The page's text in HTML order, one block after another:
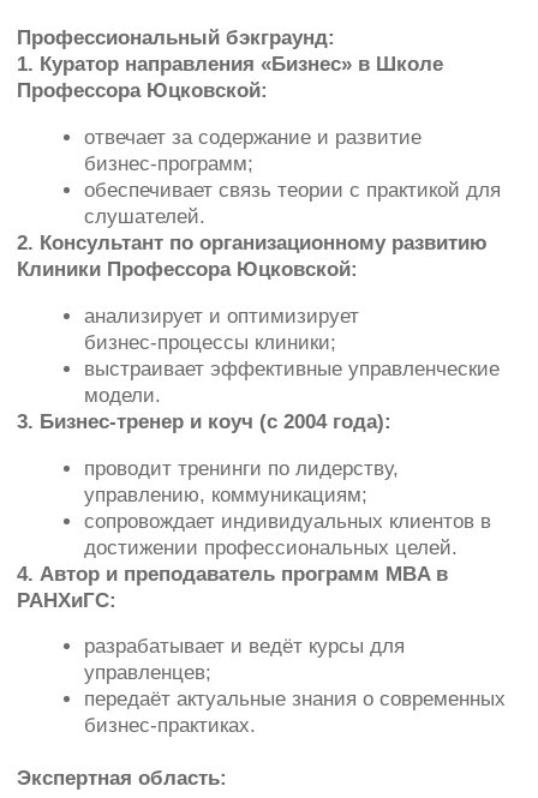
проводит тренинги по лидерству,
управлению, коммуникациям;
сопровождает индивидуальных клиентов в
РАНХиГС:
разрабатывает и ведёт курсы для
управленцев;
передаёт актуальные знания о современных
бизнес‑практиках.
Экспертная область:
диалога между врачами, пациентами и
администрацией;
клиентский сервис клиник: стандарты
обслуживания, работа с ожиданиями
пациентов;
организационное развитие медучреждений:
оптимизация структуры, процессов,
обучение медицинского персонала:
методики, оценка компетенций, мотивация.
Опыт работы:
с врачами, руководителями клиник;
более 20 лет
корпоративные программы.
Медицина и фармация:
АО «Медицина»;
государственные поликлиники Москвы;
«Акрихин», «Сервье», «Фарм Синтез»,
«Астеллас», «Джонсон и Джонсон» и др.
Другие отрасли: